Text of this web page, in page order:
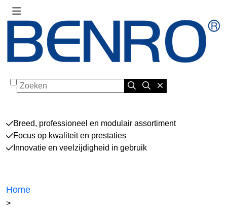
Zoeken
Breed, professioneel en modulair assortiment
Focus op kwaliteit en prestaties
Innovatie en veelzijdigheid in gebruik
Home
>